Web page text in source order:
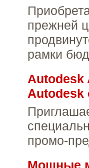
прежней
рамки
Autodesk
Autodesk
промо-
Мощные